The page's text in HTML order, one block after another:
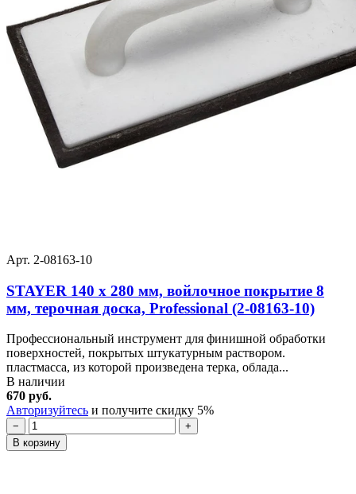
Арт. 2-08163-10
STAYER 140 x 280 мм, войлочное покрытие 8
мм, терочная доска, Professional (2-08163-10)
Профессиональный инструмент для финишной обработки
поверхностей, покрытых штукатурным раствором.
пластмасса, из которой произведена терка, облада...
В наличии
670 руб.
Авторизуйтесь и получите скидку 5%
−
+
В корзину